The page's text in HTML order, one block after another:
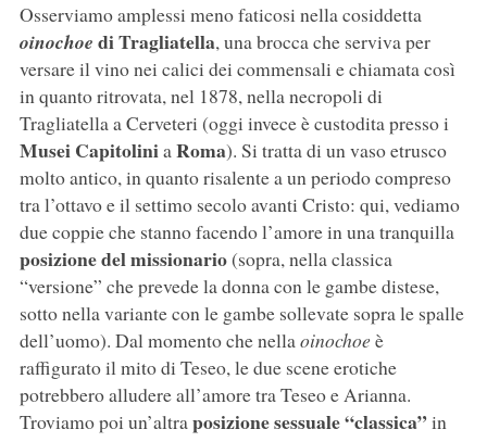
Osserviamo amplessi meno faticosi nella cosiddetta
oinochoe di Tragliatella, una brocca che serviva per
versare il vino nei calici dei commensali e chiamata così
in quanto ritrovata, nel 1878, nella necropoli di
Tragliatella a Cerveteri (oggi invece è custodita presso i
Musei CapitoliniaRoma). Si tratta di un vaso etrusco
molto antico, in quanto risalente a un periodo compreso
tra l’ottavo e il settimo secolo avanti Cristo: qui, vediamo
due coppie che stanno facendo l’amore in una tranquilla
posizione del missionario(sopra, nella classica
“versione” che prevede la donna con le gambe distese,
sotto nella variante con le gambe sollevate sopra le spalle
dell’uomo). Dal momento che nellaoinochoeè
raffigurato il mito di Teseo, le due scene erotiche
potrebbero alludere all’amore tra Teseo e Arianna.
Troviamo poi un’altraposizione sessuale “classica”in